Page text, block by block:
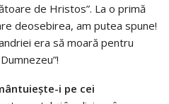
de Hristos”. La o primă
deosebirea, am putea spune!
era să moară pentru
i pe cei